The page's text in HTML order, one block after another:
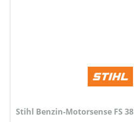
Stihl Benzin-Motorsense FS 38